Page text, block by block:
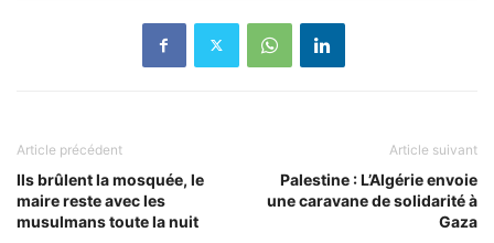
Article précédent
Ils brûlent la mosquée, le
maire reste avec les
musulmans toute la nuit
Article suivant
Palestine : L’Algérie envoie
une caravane de solidarité à
Gaza